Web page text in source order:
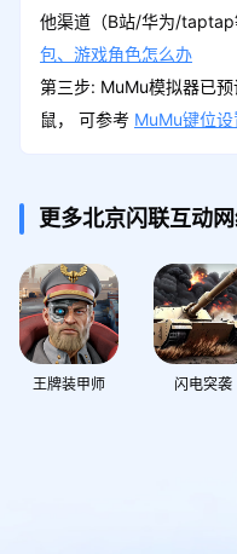
他渠道（B站/华为/
包、游戏角色怎么办
第三步: MuMu模拟器已
鼠， 可参考 MuMu键位
更多北京闪联互动
王牌装甲师 闪电突袭